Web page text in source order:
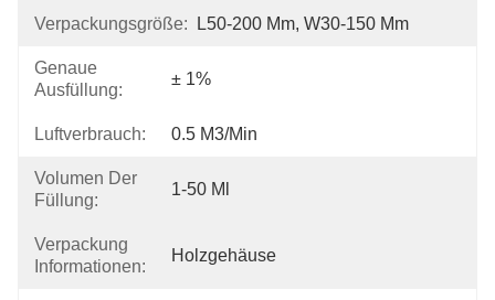
Verpackungsgröße: L50-200 Mm, W30-150 Mm
Genaue
Ausfüllung:
± 1%
Luftverbrauch: 0.5 M3/min
Volumen Der
Füllung:
1-50 Ml
Verpackung
Informationen:
Holzgehäuse